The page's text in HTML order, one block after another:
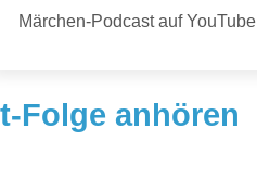
Märchen-Podcast auf YouTube
Folge anhören